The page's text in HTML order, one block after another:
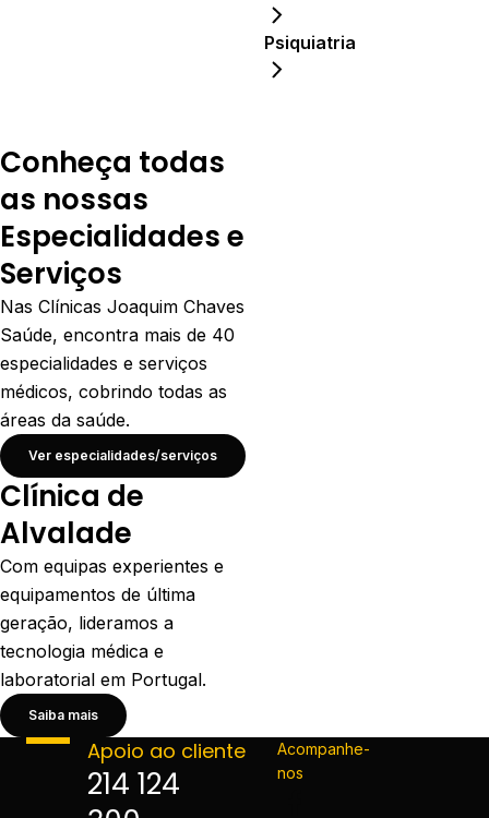
Psiquiatria
Conheça todas
as nossas
Especialidades e
Serviços
Nas Clínicas Joaquim Chaves
Saúde, encontra mais de 40
especialidades e serviços
médicos, cobrindo todas as
áreas da saúde.
Ver especialidades/serviços
Clínica de
Alvalade
Com equipas experientes e
equipamentos de última
geração, lideramos a
tecnologia médica e
laboratorial em Portugal.
Saiba mais
Apoio ao cliente
214 124
Acompanhe-
nos